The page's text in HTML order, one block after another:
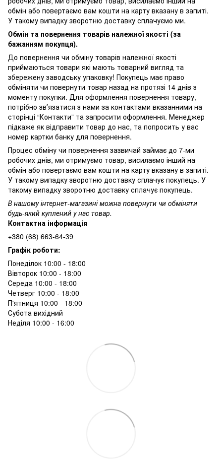
обмін або повертаємо вам кошти на карту вказану в запиті.
У такому випадку зворотню доставку сплачуємо ми.
Обмін та повернення товарів належної якості (за
бажанням покупця).
До повернення чи обміну товарів належної якості
приймаються товари які мають товарний вигляд та
збережену заводську упаковку! Покупець має право
обміняти чи повернути товар назад на протязі 14 днів з
моменту покупки. Для оформлення повернення товару,
потрібно звʼязатися з нами за контактами вказанними на
сторінці “Контакти” та запросити оформлення. Менеджер
підкаже як відправити товар до нас, та попросить у вас
номер картки банку для повернення.
Процес обміну чи повернення зазвичай займає до 7-ми
робочих днів, ми отримуємо товар, висилаємо інший на
обмін або повертаємо вам кошти на карту вказану в запиті.
У такому випадку зворотню доставку сплачує покупець. У
такому випадку зворотню доставку сплачує покупець.
В нашому інтернет-магазині можна повернути чи обміняти
будь-який куплений у нас товар.
Контактна інформація
+380 (68) 663-64-39
Графік роботи:
Понеділок 10:00 - 18:00
Вівторок 10:00 - 18:00
Середа 10:00 - 18:00
Четверг 10:00 - 18:00
П'ятниця 10:00 - 18:00
Субота вихідний
Неділя 10:00 - 16:00